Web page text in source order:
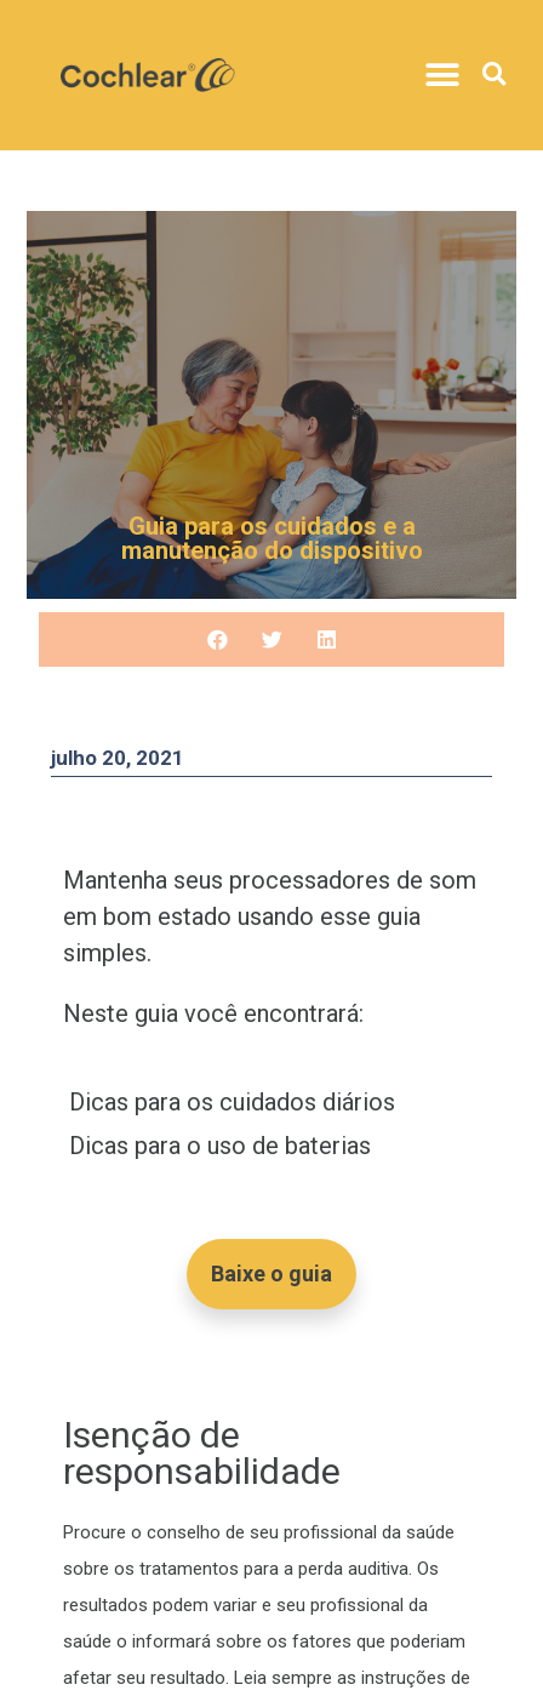
Guia para os cuidados e a
manutenção do dispositivo
julho 20, 2021
Mantenha seus processadores de som
em bom estado usando esse guia
simples.
Neste guia você encontrará:
Dicas para os cuidados diários
Dicas para o uso de baterias
Baixe o guia
Isenção de
responsabilidade
Procure o conselho de seu profissional da saúde
sobre os tratamentos para a perda auditiva. Os
resultados podem variar e seu profissional da
saúde o informará sobre os fatores que poderiam
afetar seu resultado. Leia sempre as instruções de